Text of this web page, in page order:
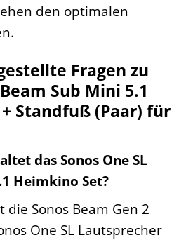
den optimalen
Fragen zu
Sub Mini 5.1
Standfuß (Paar) für
das Sonos One SL
Heimkino Set?
die Sonos Beam Gen 2
One SL Lautsprecher